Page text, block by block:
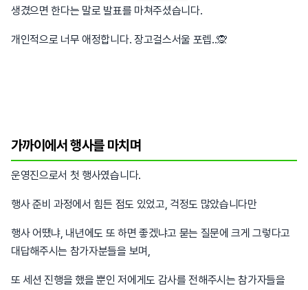
생겼으면 한다는 말로 발표를 마쳐주셨습니다.
개인적으로 너무 애정합니다. 장고걸스서울 포렙..🙊
가까이에서 행사를 마치며
운영진으로서 첫 행사였습니다.
행사 준비 과정에서 힘든 점도 있었고, 걱정도 많았습니다만
행사 어땠냐, 내년에도 또 하면 좋겠냐고 묻는 질문에 크게 그렇다고
대답해주시는 참가자분들을 보며,
또 세션 진행을 했을 뿐인 저에게도 감사를 전해주시는 참가자들을